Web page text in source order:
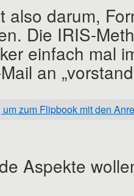
also darum,
Die IRIS-
einfach mal
an
um zum Flipbook mit den
Aspekte